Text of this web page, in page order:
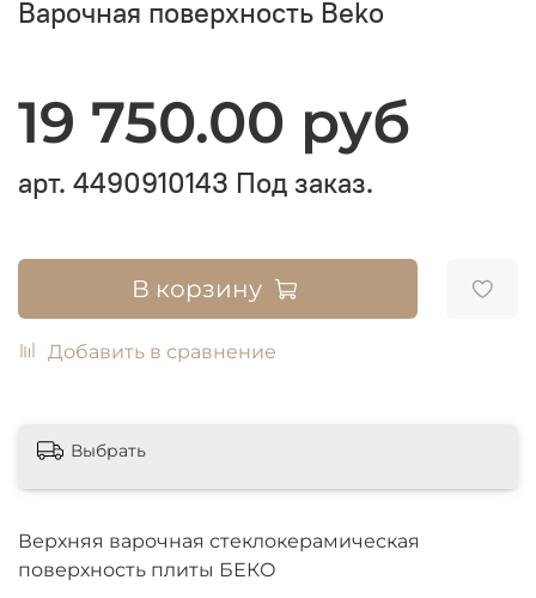
Варочная поверхность Beko
19 750.00 руб
арт. 4490910143 Под заказ.
В корзину
Добавить в сравнение
Верхняя варочная стеклокерамическая
поверхность плиты БЕКО
Выбрать